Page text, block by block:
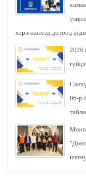
хэрэгжилтэд дотоод
2026
06-р